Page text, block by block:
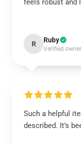
R Ruby
Verified owner
Such a helpful
described. It’s